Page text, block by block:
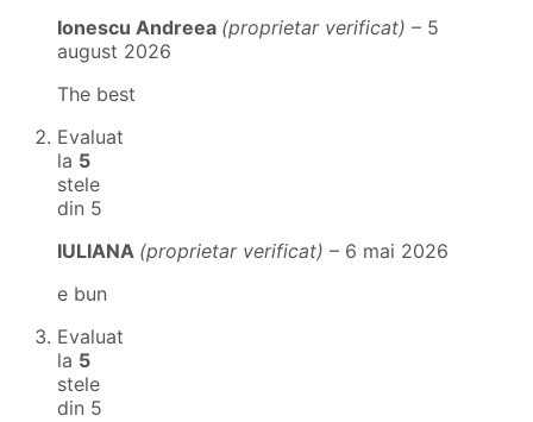
Ionescu Andreea (proprietar verificat) – 5
august 2026
The best
Evaluat
la 5
stele
din 5
IULIANA (proprietar verificat) – 6 mai 2026
e bun
Evaluat
la 5
stele
din 5